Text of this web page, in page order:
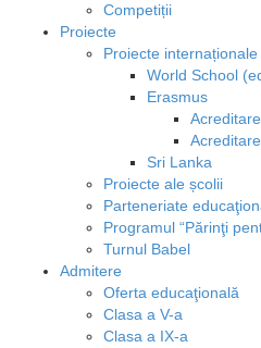
Competiții
Proiecte
Proiecte internaționale
World School
Erasmus
Sri Lanka
Proiecte ale școlii
Parteneriate
Programul “Părinţi
Turnul Babel
Admitere
Oferta educaţională
Clasa a V-a
Clasa a IX-a